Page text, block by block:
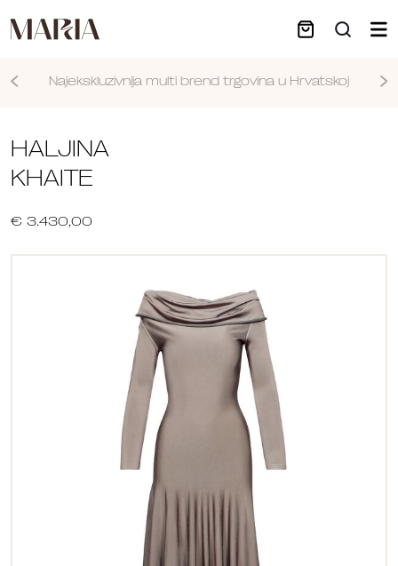
Najekskluzivnija multi brend trgovina u Hrvatskoj
HALJINA
KHAITE
€ 3.430,00